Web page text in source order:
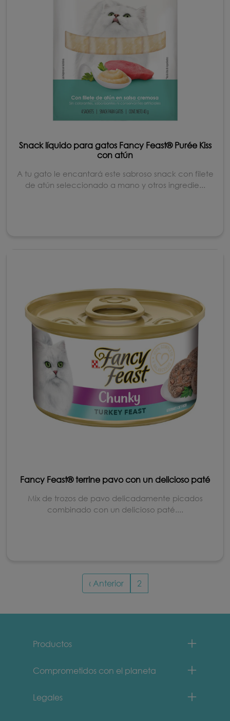
Snack líquido para gatos Fancy Feast® Purée Kiss
con atún
A tu gato le encantará este sabroso snack con filete
de atún seleccionado a mano y otros ingredie...
Fancy Feast® terrine pavo con un delicioso paté
Mix de trozos de pavo delicadamente picados
combinado con un delicioso paté....
Página anterior
‹ Anterior 2
Productos
Comprometidos con el planeta
Legales